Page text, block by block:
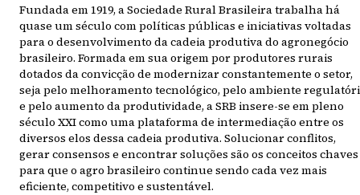
Fundada em 1919, a Sociedade Rural Brasileira trabalha há
quase um século com políticas públicas e iniciativas voltadas
para o desenvolvimento da cadeia produtiva do agronegócio
brasileiro. Formada em sua origem por produtores rurais
dotados da convicção de modernizar constantemente o setor,
seja pelo melhoramento tecnológico, pelo ambiente
e pelo aumento da produtividade, a SRB insere-se em pleno
século XXI como uma plataforma de intermediação entre os
diversos elos dessa cadeia produtiva. Solucionar conflitos,
gerar consensos e encontrar soluções são os conceitos chaves
para que o agro brasileiro continue sendo cada vez mais
eficiente, competitivo e sustentável.